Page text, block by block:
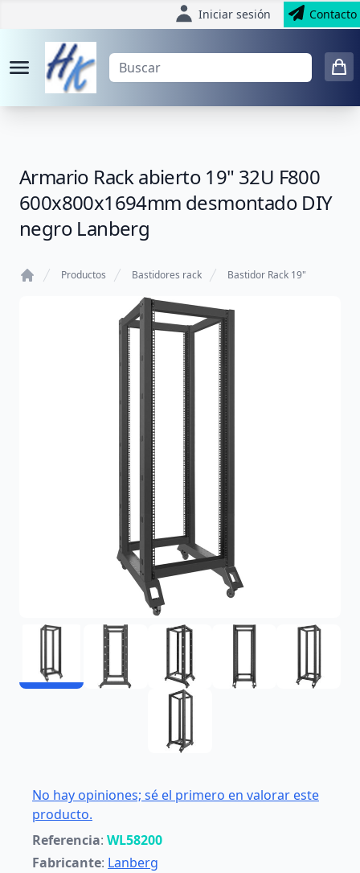
Iniciar sesión Contacto
Armario Rack abierto 19" 32U F800
600x800x1694mm desmontado DIY
negro Lanberg
Productos Bastidores rack Bastidor Rack 19"
No hay opiniones; sé el primero en valorar este
producto.
Referencia: WL58200
Fabricante: Lanberg